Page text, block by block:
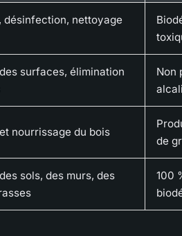
désinfection, nettoyage
surfaces, élimination
Non
nourrissage du bois
de
sols, des murs, des
100